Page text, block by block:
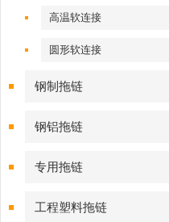
高温软连接
圆形软连接
钢制拖链
钢铝拖链
专用拖链
工程塑料拖链